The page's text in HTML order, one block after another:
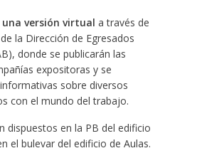
versión virtual a través de
la Dirección de Egresados
donde se publicarán las
expositoras y se
sobre diversos
con el mundo del trabajo.
dispuestos en la PB del edificio
el bulevar del edificio de Aulas.